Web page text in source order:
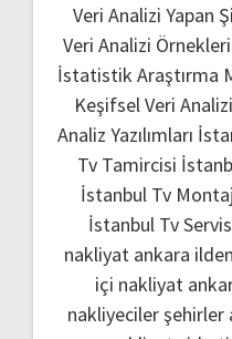
Veri Analizi Yapan
Veri Analizi Örnekleri
İstatistik Araştırma
Keşifsel Veri Analizi
Analiz Yazılımları
Tv Tamircisi
İstanbul Tv
İstanbul Tv
nakliyat ankara
içi nakliyat
nakliyeciler şehirler